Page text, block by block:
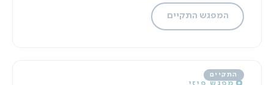
המפגש התקיים
מפגש פיזי